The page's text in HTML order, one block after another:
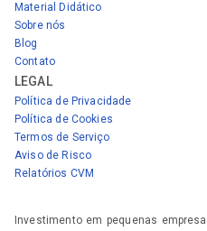
Material Didático
Sobre nós
Blog
Contato
LEGAL
Política de Privacidade
Política de Cookies
Termos de Serviço
Aviso de Risco
Relatórios CVM
Investimento em pequenas